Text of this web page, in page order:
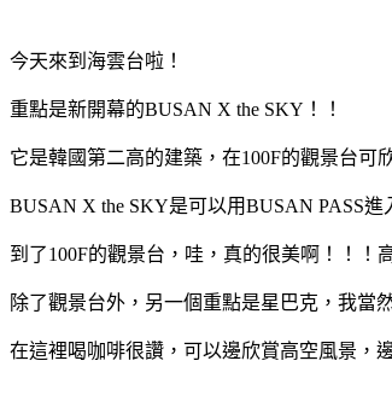
今天來到海雲台啦！
重點是新開幕的BUSAN X the SKY！！
它是韓國第二高的建築，在100F的觀景台
BUSAN X the SKY是可以用BUSAN PASS進
到了100F的觀景台，哇，真的很美啊！！！
除了觀景台外，另一個重點是星巴克，我當
在這裡喝咖啡很讚，可以邊欣賞高空風景，